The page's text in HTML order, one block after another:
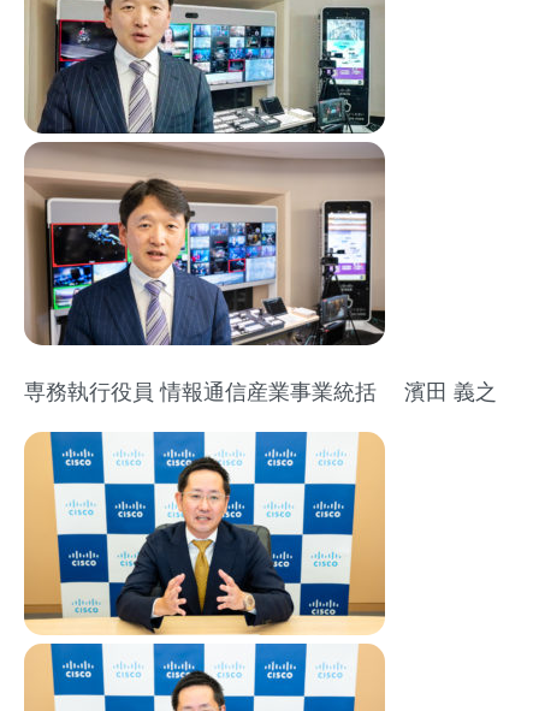
専務執行役員 情報通信産業事業統括 濱田 義之